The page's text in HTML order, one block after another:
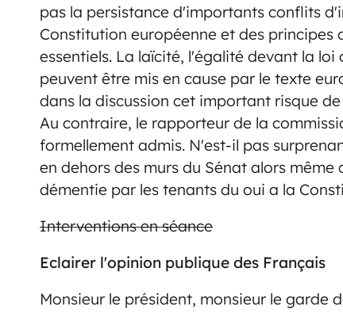
pas la persistance d'importants conflits
Constitution européenne et des principes
essentiels. La laïcité, l'égalité devant la
peuvent être mis en cause par le texte
dans la discussion cet important risque
Au contraire, le rapporteur de la
formellement admis. N'est-il pas
en dehors des murs du Sénat alors
démentie par les tenants du oui a la
Interventions en séance
Eclairer l'opinion publique des Français
Monsieur le président, monsieur le garde